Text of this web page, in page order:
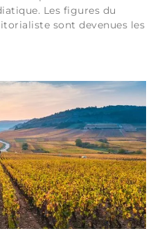
Les figures du
sont devenues les